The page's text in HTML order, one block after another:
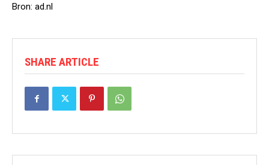
Bron: ad.nl
SHARE ARTICLE